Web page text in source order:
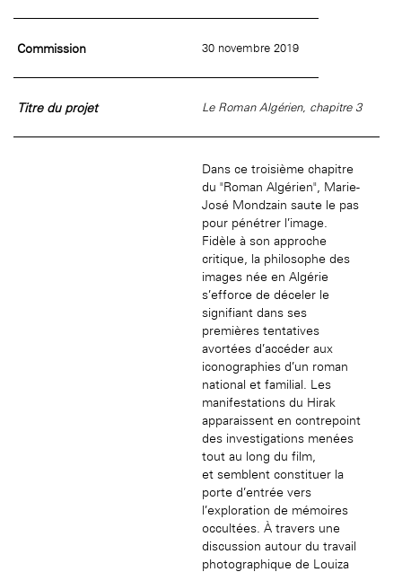
Commission 30 novembre 2019
Titre du projet Le Roman Algérien, chapitre 3
Dans ce troisième chapitre
du "Roman Algérien", Marie-
José Mondzain saute le pas
pour pénétrer l’image.
Fidèle à son approche
critique, la philosophe des
images née en Algérie
s’efforce de déceler le
signifiant dans ses
premières tentatives
avortées d’accéder aux
iconographies d’un roman
national et familial. Les
manifestations du Hirak
apparaissent en contrepoint
des investigations menées
tout au long du film,
et semblent constituer la
porte d’entrée vers
l’exploration de mémoires
occultées. À travers une
discussion autour du travail
photographique de Louiza
des artistes(EHPAD)
Salomon de Rothschild
Jardin public de l’Hôtel